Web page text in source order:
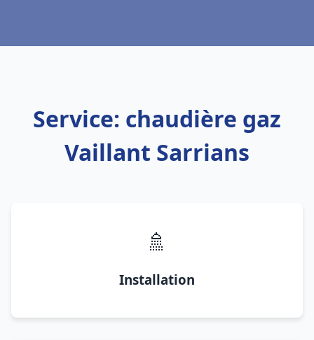
Service: chaudière gaz
Vaillant Sarrians
🚿
Installation